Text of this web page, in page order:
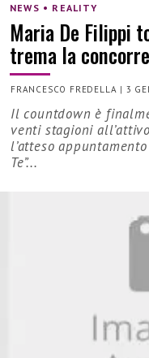
NEWS • REALITY
Maria De Filippi
trema la
FRANCESCO FREDELLA | 3
Il countdown è
venti stagioni
l’atteso
Te”...